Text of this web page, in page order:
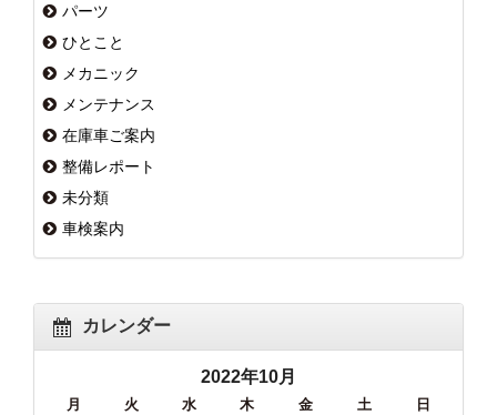
パーツ
ひとこと
メカニック
メンテナンス
在庫車ご案内
整備レポート
未分類
車検案内
カレンダー
2022年10月
月 火 水 木 金 土 日